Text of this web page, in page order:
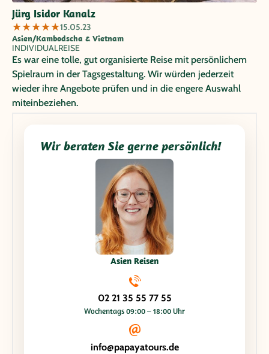
Jürg Isidor Kanalz
★★★★★15.05.23
Asien/Kambodscha & Vietnam
INDIVIDUALREISE
Es war eine tolle, gut organisierte Reise mit persönlichem
Spielraum in der Tagsgestaltung. Wir würden jederzeit
wieder ihre Angebote prüfen und in die engere Auswahl
miteinbeziehen.
Wir beraten Sie gerne persönlich!
Asien Reisen
02 21 35 55 77 55
Wochentags 09:00 – 18:00 Uhr
info@papayatours.de